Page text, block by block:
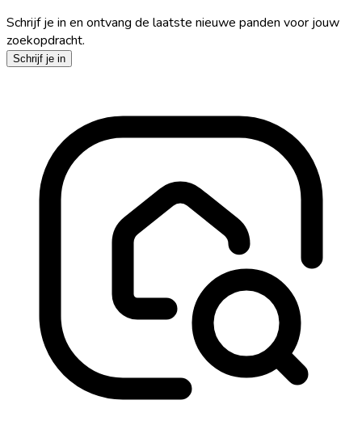
Schrijf je in en ontvang de laatste nieuwe panden voor jouw
zoekopdracht.
Schrijf je in